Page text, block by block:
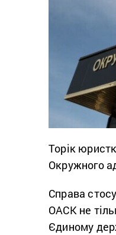
Торік
Окружного
Справа
ОАСК не
Єдиному